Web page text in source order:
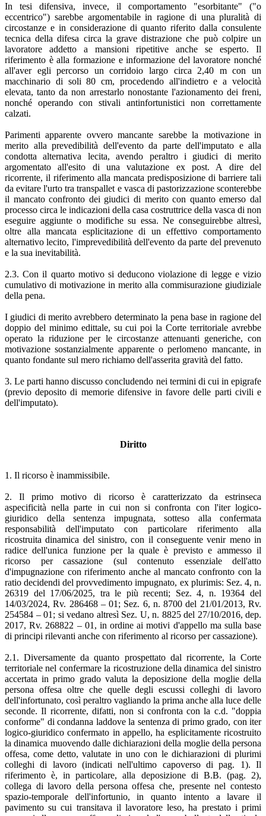
In tesi difensiva, invece, il comportamento "esorbitante" ("o
eccentrico") sarebbe argomentabile in ragione di una pluralità di
circostanze e in considerazione di quanto riferito dalla consulente
tecnica della difesa circa la grave distrazione che può colpire un
lavoratore addetto a mansioni ripetitive anche se esperto. Il
riferimento è alla formazione e informazione del lavoratore nonché
all'aver egli percorso un corridoio largo circa 2,40 m con un
macchinario di soli 80 cm, procedendo all'indietro e a velocità
elevata, tanto da non arrestarlo nonostante l'azionamento dei freni,
nonché operando con stivali antinfortunistici non correttamente
calzati.
Parimenti apparente ovvero mancante sarebbe la motivazione in
merito alla prevedibilità dell'evento da parte dell'imputato e alla
condotta alternativa lecita, avendo peraltro i giudici di merito
argomentato all'esito di una valutazione ex post. A dire del
ricorrente, il riferimento alla mancata predisposizione di barriere tali
da evitare l'urto tra transpallet e vasca di pastorizzazione sconterebbe
il mancato confronto dei giudici di merito con quanto emerso dal
processo circa le indicazioni della casa costruttrice della vasca di non
eseguire aggiunte o modifiche su essa. Ne conseguirebbe altresì,
oltre alla mancata esplicitazione di un effettivo comportamento
alternativo lecito, l'imprevedibilità dell'evento da parte del prevenuto
e la sua inevitabilità.
2.3. Con il quarto motivo si deducono violazione di legge e vizio
cumulativo di motivazione in merito alla commisurazione giudiziale
della pena.
I giudici di merito avrebbero determinato la pena base in ragione del
doppio del minimo edittale, su cui poi la Corte territoriale avrebbe
operato la riduzione per le circostanze attenuanti generiche, con
motivazione sostanzialmente apparente o perlomeno mancante, in
quanto fondante sul mero richiamo dell'asserita gravità del fatto.
3. Le parti hanno discusso concludendo nei termini di cui in epigrafe
(previo deposito di memorie difensive in favore delle parti civili e
dell'imputato).
Diritto
1. Il ricorso è inammissibile.
2. Il primo motivo di ricorso è caratterizzato da estrinseca
aspecificità nella parte in cui non si confronta con l'iter logico-
giuridico della sentenza impugnata, sotteso alla confermata
responsabilità dell'imputato con particolare riferimento alla
ricostruita dinamica del sinistro, con il conseguente venir meno in
radice dell'unica funzione per la quale è previsto e ammesso il
ricorso per cassazione (sul contenuto essenziale dell'atto
d'impugnazione con riferimento anche al mancato confronto con la
ratio decidendi del provvedimento impugnato, ex plurimis: Sez. 4, n.
26319 del 17/06/2025, tra le più recenti; Sez. 4, n. 19364 del
14/03/2024, Rv. 286468 – 01; Sez. 6, n. 8700 del 21/01/2013, Rv.
254584 – 01; si vedano altresì Sez. U, n. 8825 del 27/10/2016, dep.
2017, Rv. 268822 – 01, in ordine ai motivi d'appello ma sulla base
di principi rilevanti anche con riferimento al ricorso per cassazione).
2.1. Diversamente da quanto prospettato dal ricorrente, la Corte
territoriale nel confermare la ricostruzione della dinamica del sinistro
accertata in primo grado valuta la deposizione della moglie della
persona offesa oltre che quelle degli escussi colleghi di lavoro
dell'infortunato, così peraltro vagliando la prima anche alla luce delle
seconde. Il ricorrente, difatti, non si confronta con la c.d. "doppia
conforme" di condanna laddove la sentenza di primo grado, con iter
logico-giuridico confermato in appello, ha esplicitamente ricostruito
la dinamica muovendo dalle dichiarazioni della moglie della persona
offesa, come detto, valutate in uno con le dichiarazioni di plurimi
colleghi di lavoro (indicati nell'ultimo capoverso di pag. 1). Il
riferimento è, in particolare, alla deposizione di B.B. (pag. 2),
collega di lavoro della persona offesa che, presente nel contesto
spazio-temporale dell'infortunio, in quanto intento a lavare il
pavimento su cui transitava il lavoratore leso, ha prestato i primi